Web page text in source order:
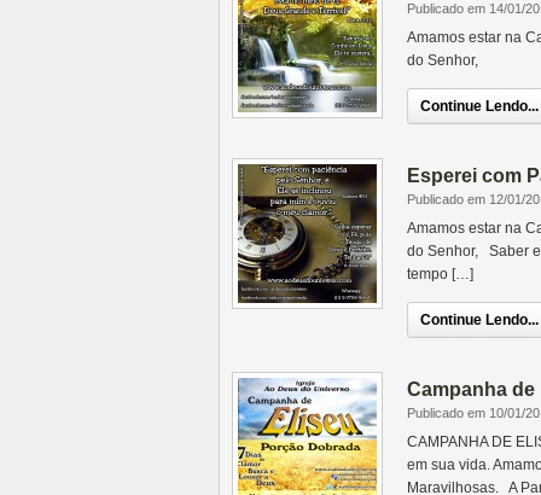
Publicado em 14/01/
Amamos estar na
do Senhor,
Continue Lendo...
Esperei com
Publicado em 12/01/
Amamos estar na
do Senhor, Saber
tempo […]
Continue Lendo...
Campanha
Publicado em 10/01/
CAMPANHA DE
em sua vida.
Maravilhosas. A